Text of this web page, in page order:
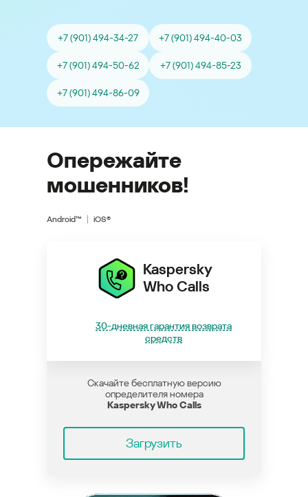
+7 (901) 494-34-27 +7 (901) 494-40-03
+7 (901) 494-50-62 +7 (901) 494-85-23
+7 (901) 494-86-09
Опережайте
мошенников!
Android™ iOS®
Kaspersky
Who Calls
30-дневная гарантия возврата
средств
Скачайте бесплатную версию
определителя номера
Kaspersky Who Calls
Загрузить